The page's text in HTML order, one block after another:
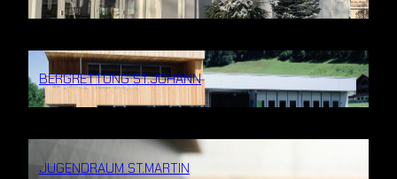
BERGRETTUNG ST.JOHANN
JUGENDRAUM ST.MARTIN